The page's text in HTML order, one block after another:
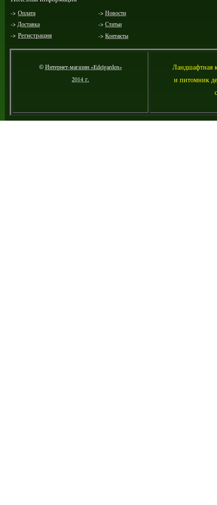
-> Оплата -> Новости
-> Доставка -> Статьи
-> Регистрация -> Контакты
© Интернет-магазин «Edelgarden»
2014 г.
Ландшафтная
и питомник